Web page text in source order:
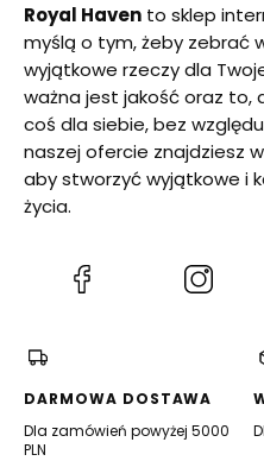
Royal Haven to sklep
myślą o tym, żeby zebrać
wyjątkowe rzeczy dla
ważna jest jakość oraz to,
coś dla siebie, bez
naszej ofercie znajdziesz
aby stworzyć wyjątkowe i
życia.
nowej
DARMOWA DOSTAWA
Dla zamówień powyżej 5000
PLN